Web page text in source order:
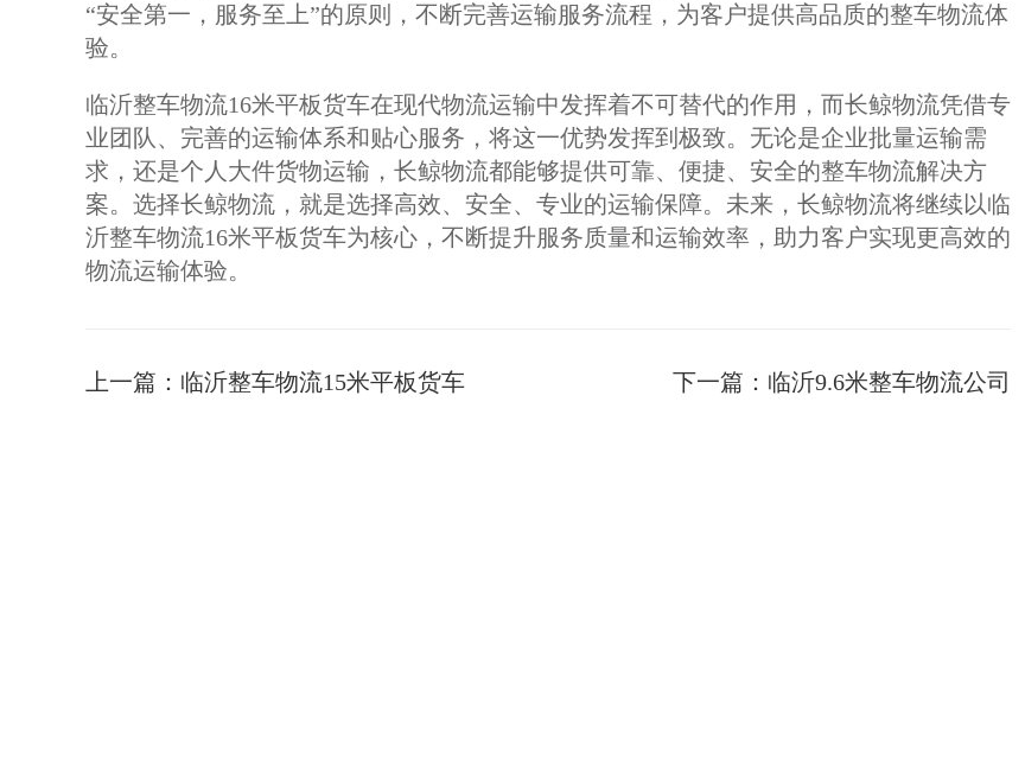
“安全第一，服务至上”的原则，不断完善运输服务流程，为客户提供高品质的整车物流体
验。
临沂整车物流16米平板货车在现代物流运输中发挥着不可替代的作用，而长鲸物流凭借专
业团队、完善的运输体系和贴心服务，将这一优势发挥到极致。无论是企业批量运输需
求，还是个人大件货物运输，长鲸物流都能够提供可靠、便捷、安全的整车物流解决方
案。选择长鲸物流，就是选择高效、安全、专业的运输保障。未来，长鲸物流将继续以临
沂整车物流16米平板货车为核心，不断提升服务质量和运输效率，助力客户实现更高效的
物流运输体验。
上一篇： 临沂整车物流15米平板货车 下一篇： 临沂9.6米整车物流公司